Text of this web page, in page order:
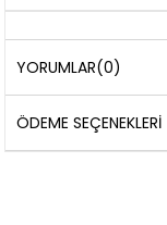
YORUMLAR(0)
ÖDEME SEÇENEKLERI